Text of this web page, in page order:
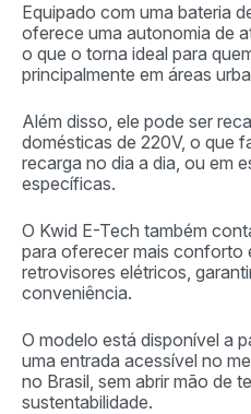
Equipado com uma bateria
oferece uma autonomia de
o que o torna ideal para
principalmente em áreas
Além disso, ele pode ser
domésticas de 220V, o que
recarga no dia a dia, ou em
específicas.
O Kwid E-Tech também
para oferecer mais conforto
retrovisores elétricos,
conveniência.
O modelo está disponível a
uma entrada acessível no
no Brasil, sem abrir mão de
sustentabilidade.